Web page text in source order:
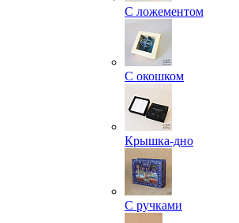
С ложементом
С окошком
Крышка-дно
С ручками